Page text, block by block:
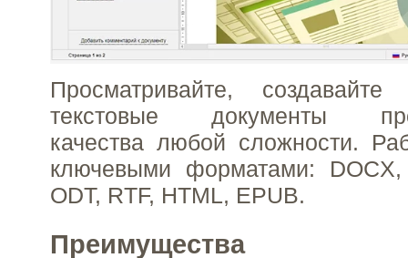
Просматривайте,
текстовые документы
качества любой сложности.
ключевыми форматами:
ODT, RTF, HTML, EPUB.
Преимущества